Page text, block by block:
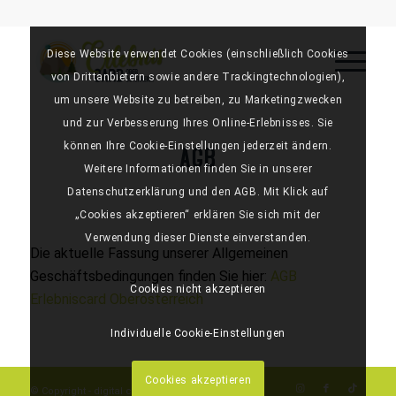
AGB
Die aktuelle Fassung unserer Allgemeinen
Geschäftsbedingungen finden Sie hier: AGB
Erlebniscard Oberösterreich
© Copyright - digital card solutions GmbH
Diese Website verwendet Cookies (einschließlich Cookies
von Drittanbietern sowie andere Trackingtechnologien),
um unsere Website zu betreiben, zu Marketingzwecken
und zur Verbesserung Ihres Online-Erlebnisses. Sie
können Ihre Cookie-Einstellungen jederzeit ändern.
Weitere Informationen finden Sie in unserer
Datenschutzerklärung und den AGB. Mit Klick auf
„Cookies akzeptieren“ erklären Sie sich mit der
Verwendung dieser Dienste einverstanden.
Cookies nicht akzeptieren
Individuelle Cookie-Einstellungen
Cookies akzeptieren